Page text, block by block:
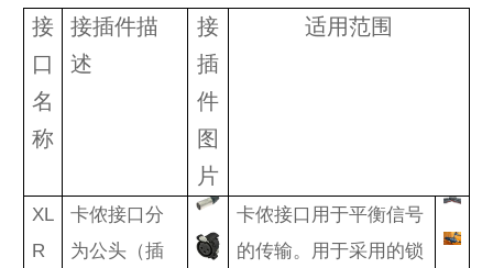
接
口
名
称
接插件描
述
接
插
件
图
片
适用范围
XL
R
卡侬接口分
为公头（插
卡侬接口用于平衡信号
的传输。用于采用的锁